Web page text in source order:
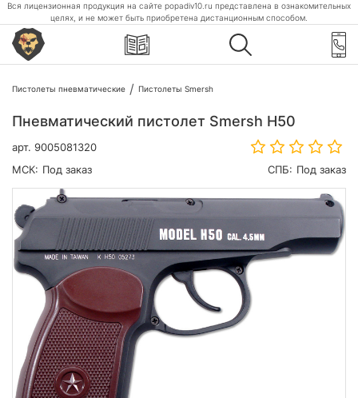
Вся лицензионная продукция на сайте popadiv10.ru представлена в ознакомительных
целях, и не может быть приобретена дистанционным способом.
Пистолеты пневматические Пистолеты Smersh
Пневматический пистолет Smersh H50
арт. 9005081320
МСК: Под заказ СПБ: Под заказ